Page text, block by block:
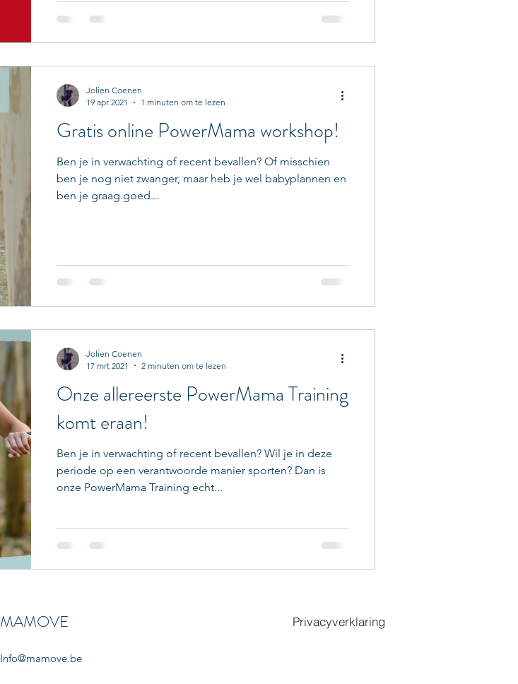
Gratis online PowerMama workshop!
Ben je in verwachting of recent bevallen? Of misschien
ben je nog niet zwanger, maar heb je wel babyplannen en
ben je graag goed...
Jolien Coenen
19 apr 2021
1 minuten om te lezen
Onze allereerste PowerMama Training
komt eraan!
Ben je in verwachting of recent bevallen? Wil je in deze
periode op een verantwoorde manier sporten? Dan is
onze PowerMama Training echt...
Jolien Coenen
17 mrt 2021
2 minuten om te lezen
MAMOVE Privacyverklaring
Info@mamove.be